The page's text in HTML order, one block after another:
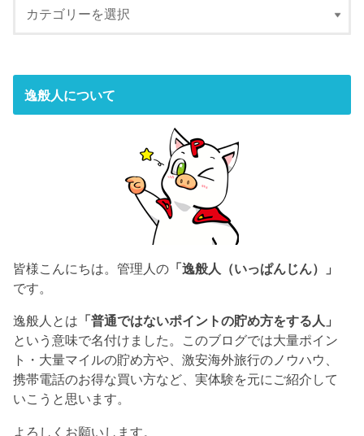
逸般人について
皆様こんにちは。管理人の 「逸般人（いっぱんじん）」
です。
逸般人とは 「普通ではないポイントの貯め方をする人」
という意味で名付けました。このブログでは大量ポイン
ト・大量マイルの貯め方や、激安海外旅行のノウハウ、
携帯電話のお得な買い方など、実体験を元にご紹介して
いこうと思います。
よろしくお願いします。